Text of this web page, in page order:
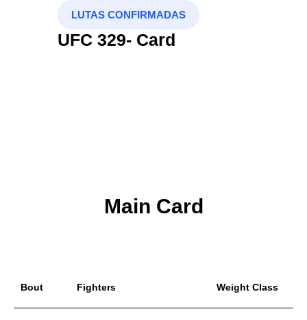
LUTAS CONFIRMADAS
UFC 329- Card
Main Card
Bout Fighters Weight Class